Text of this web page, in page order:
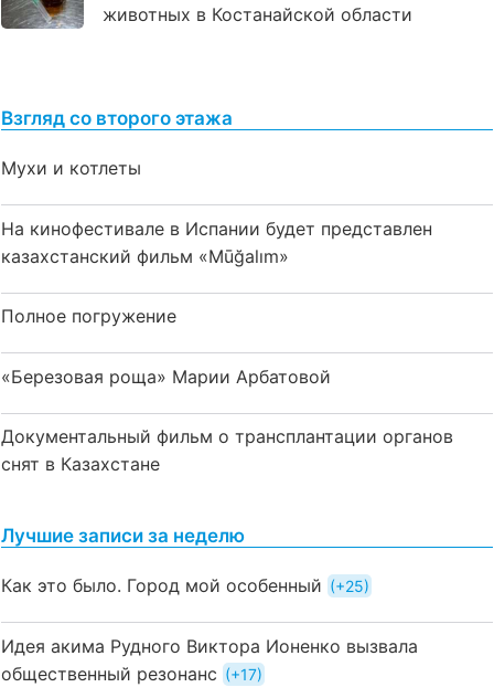
животных в Костанайской области
Взгляд со второго этажа
Мухи и котлеты
На кинофестивале в Испании будет представлен
казахстанский фильм «Mūğalım»
Полное погружение
«Березовая роща» Марии Арбатовой
Документальный фильм о трансплантации органов
снят в Казахстане
Лучшие записи за неделю
Как это было. Город мой особенный +25
Идея акима Рудного Виктора Ионенко вызвала
общественный резонанс
+17